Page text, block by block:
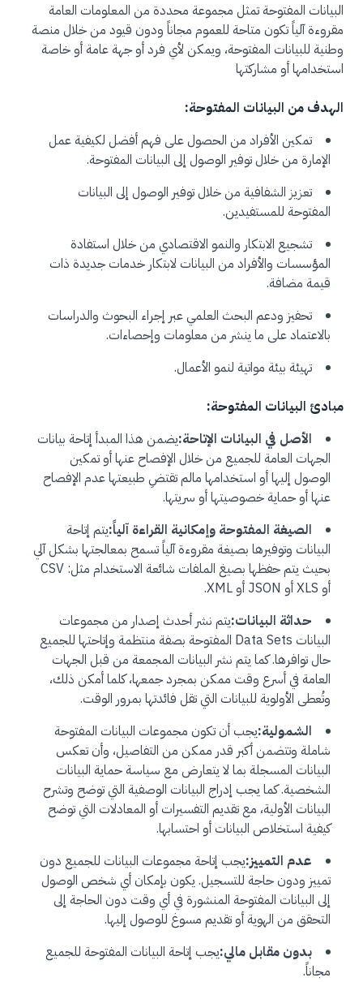
البيانات المفتوحة تمثل مجموعة محددة من المعلومات العامة
مقروءة آلياً تكون متاحة للعموم مجاناً ودون قيود من خلال منصة
وطنية للبيانات المفتوحة، ويمكن لأي فرد أو جهة عامة أو خاصة
استخدامها أو مشاركتها
الهدف من البيانات المفتوحة:
تمكين الأفراد من الحصول على فهم أفضل لكيفية عمل
الإمارة من خلال توفير الوصول إلى البيانات المفتوحة.
تعزيز الشفافية من خلال توفير الوصول إلى البيانات
المفتوحة للمستفيدين.
تشجيع الابتكار والنمو الاقتصادي من خلال استفادة
المؤسسات والأفراد من البيانات لابتكار خدمات جديدة ذات
قيمة مضافة.
تحفيز ودعم البحث العلمي عبر إجراء البحوث والدراسات
بالاعتماد على ما ينشر من معلومات وإحصاءات.
تهيئة بيئة مواتية لنمو الأعمال.
مبادئ البيانات المفتوحة:
الأصل في البيانات الإتاحة:يضمن هذا المبدأ إتاحة بيانات
الجهات العامة للجميع من خلال الإفصاح عنها أو تمكين
الوصول إليها أو استخدامها مالم تقتضِ طبيعتها عدم الإفصاح
عنها أو حماية خصوصيتها أو سريتها.
الصيغة المفتوحة وإمكانية القراءة آلياً:يتم إتاحة
البيانات وتوفيرها بصيغة مقروءة آلياً تسمح بمعالجتها بشكل آلي
بحيث يتم حفظها بصيغ الملفات شائعة الاستخدام مثل: CSV
أو XLS أو JSON أو XML.
حداثة البيانات:يتم نشر أحدث إصدار من مجموعات
البيانات Data Sets المفتوحة بصفة منتظمة وإتاحتها للجميع
حال توافرها. كما يتم نشر البيانات المجمعة من قبل الجهات
العامة في أسرع وقت ممكن بمجرد جمعها، كلما أمكن ذلك،
وتُعطى الأولوية للبيانات التي تقل فائدتها بمرور الوقت.
الشمولية:يجب أن تكون مجموعات البيانات المفتوحة
شاملة وتتضمن أكبر قدر ممكن من التفاصيل، وأن تعكس
البيانات المسجلة بما لا يتعارض مع سياسة حماية البيانات
الشخصية. كما يجب إدراج البيانات الوصفية التي توضح وتشرح
البيانات الأولية، مع تقديم التفسيرات أو المعادلات التي توضح
كيفية استخلاص البيانات أو احتسابها.
عدم التمييز:يجب إتاحة مجموعات البيانات للجميع دون
تمييز ودون حاجة للتسجيل. يكون بإمكان أي شخص الوصول
إلى البيانات المفتوحة المنشورة في أي وقت دون الحاجة إلى
التحقق من الهوية أو تقديم مسوغ للوصول إليها.
بدون مقابل مالي:يجب إتاحة البيانات المفتوحة للجميع
مجاناً.